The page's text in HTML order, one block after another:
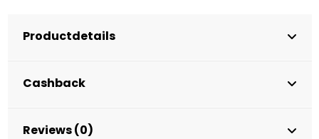
Productdetails
Cashback
Reviews (0)